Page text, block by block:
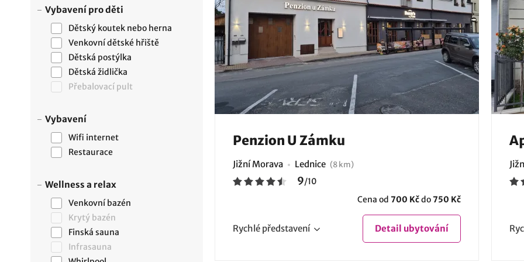
Vybavení pro děti
Dětský koutek nebo herna
Venkovní dětské hřiště
Dětská postýlka
Dětská židlička
Přebalovací pult
Vybavení
Wifi internet
Restaurace
Wellness a relax
Venkovní bazén
Krytý bazén
Finská sauna
Infrasauna
Penzion U Zámku
Jižní Morava Lednice (8 km)
9/10
Cena od 700 Kčdo750 Kč
Rychlé představení Detail ubytování